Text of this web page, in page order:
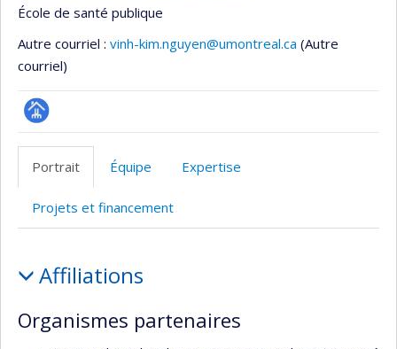
École de santé publique
Autre courriel : vinh-kim.nguyen@umontreal.ca (Autre
courriel)
Page
(départementale,
école)
Portrait Équipe Expertise
Projets et financement
Affiliations
Organismes partenaires